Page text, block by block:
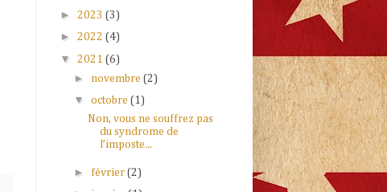
► 2023 (3)
► 2022 (4)
▼ 2021 (6)
► novembre (2)
▼ octobre (1)
Non, vous ne souffrez pas
du syndrome de
l’imposte...
► février (2)